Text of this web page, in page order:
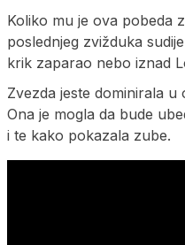
Koliko mu je ova pobeda
poslednjeg zvižduka
krik zaparao nebo iznad
Zvezda jeste dominirala u
Ona je mogla da bude
i te kako pokazala zube.